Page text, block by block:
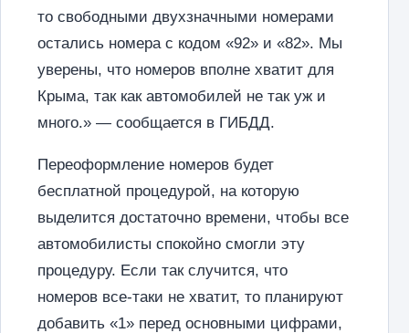
то свободными двухзначными номерами
остались номера с кодом «92» и «82». Мы
уверены, что номеров вполне хватит для
Крыма, так как автомобилей не так уж и
много.» — сообщается в ГИБДД.
Переоформление номеров будет
бесплатной процедурой, на которую
выделится достаточно времени, чтобы все
автомобилисты спокойно смогли эту
процедуру. Если так случится, что
номеров все-таки не хватит, то планируют
добавить «1» перед основными цифрами,